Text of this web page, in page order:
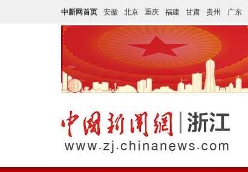
中新网首页 安徽 北京 重庆 福建 甘肃 贵州 广东